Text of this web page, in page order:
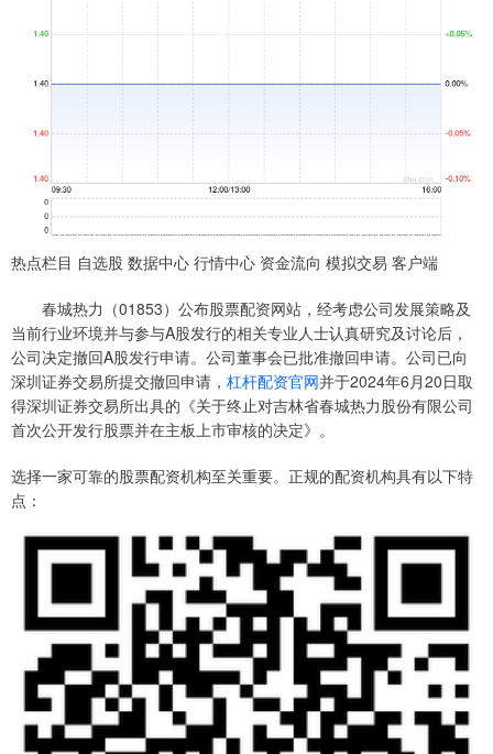
热点栏目 自选股 数据中心 行情中心 资金流向 模拟交易 客户端
春城热力（01853）公布股票配资网站，经考虑公司发展策略及
当前行业环境并与参与A股发行的相关专业人士认真研究及讨论后，
公司决定撤回A股发行申请。公司董事会已批准撤回申请。公司已向
深圳证券交易所提交撤回申请， 杠杆配资官网并于2024年6月20日取
得深圳证券交易所出具的《关于终止对吉林省春城热力股份有限公司
首次公开发行股票并在主板上市审核的决定》。
选择一家可靠的股票配资机构至关重要。正规的配资机构具有以下特
点：